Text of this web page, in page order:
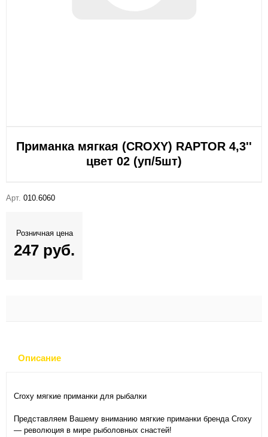
Приманка мягкая (CROXY) RAPTOR 4,3''
цвет 02 (уп/5шт)
Арт. 010.6060
Розничная цена
247 руб.
Описание
Croxy мягкие приманки для рыбалки
Представляем Вашему вниманию мягкие приманки бренда Croxy
— революция в мире рыболовных снастей!